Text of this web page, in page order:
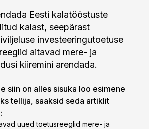
Eesti kalatööstuste
kalast, seepärast
investeeringutoetuse
aitavad mere- ja
kiiremini arendada.
siin on alles sisuka loo esimene
tellija, saaksid seda artiklit
uued toetusreeglid mere- ja